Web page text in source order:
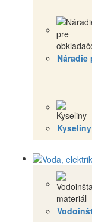
Náradie
Kyseliny